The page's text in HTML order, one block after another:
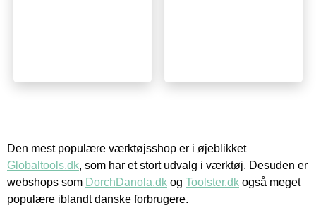
Den mest populære værktøjsshop er i øjeblikket
Globaltools.dk, som har et stort udvalg i værktøj. Desuden er
webshops som DorchDanola.dk og Toolster.dk også meget
populære iblandt danske forbrugere.